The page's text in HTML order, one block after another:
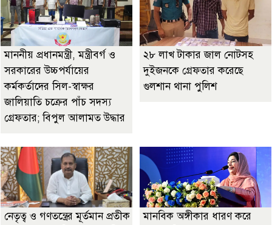
মাননীয় প্রধানমন্ত্রী, মন্ত্রীবর্গ ও
সরকারের উচ্চপর্যায়ের
কর্মকর্তাদের সিল-স্বাক্ষর
জালিয়াতি চক্রের পাঁচ সদস্য
গ্রেফতার; বিপুল আলামত উদ্ধার
২৮ লাখ টাকার জাল নোটসহ
দুইজনকে গ্রেফতার করেছে
গুলশান থানা পুলিশ
নেতৃত্ব ও গণতন্ত্রের মূর্তমান প্রতীক
মানবিক অঙ্গীকার ধারণ করে